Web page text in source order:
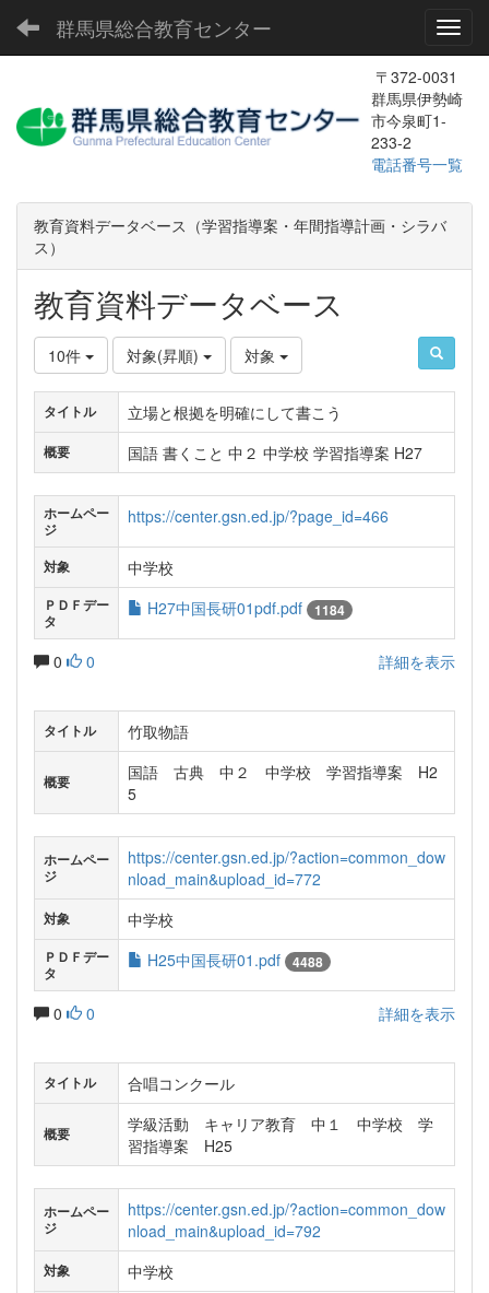
群馬県総合教育センター
〒372-0031
群馬県伊勢崎
市今泉町1-
233-2
電話番号一覧
教育資料データベース（学習指導案・年間指導計画・シラバ
ス）
教育資料データベース
10件 対象(昇順) 対象
タイトル 立場と根拠を明確にして書こう
概要 国語 書くこと 中２ 中学校 学習指導案 H27
ホームペー
ジ
https://center.gsn.ed.jp/?page_id=466
対象 中学校
ＰＤＦデー
タ
H27中国長研01pdf.pdf 1184
0 0 詳細を表示
タイトル 竹取物語
概要
国語 古典 中２ 中学校 学習指導案 H2
5
ホームペー
ジ
https://center.gsn.ed.jp/?action=common_dow
nload_main&upload_id=772
対象 中学校
ＰＤＦデー
タ
H25中国長研01.pdf 4488
0 0 詳細を表示
タイトル 合唱コンクール
概要
学級活動 キャリア教育 中１ 中学校 学
習指導案 H25
ホームペー
ジ
https://center.gsn.ed.jp/?action=common_dow
nload_main&upload_id=792
対象 中学校